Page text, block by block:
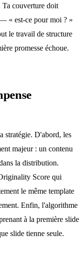
Ta couverture doit
« est-ce pour moi ? »
le travail de structure
promesse échoue.
stratégie. D'abord, les
majeur : un contenu
la distribution.
Score qui
le même template
Enfin, l'algorithme
à la première slide
slide tienne seule.